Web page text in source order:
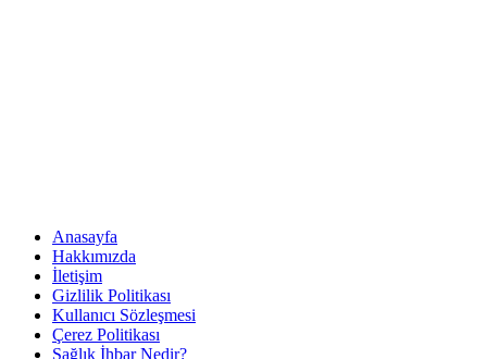
Anasayfa
Hakkımızda
İletişim
Gizlilik Politikası
Kullanıcı Sözleşmesi
Çerez Politikası
Sağlık İhbar Nedir?